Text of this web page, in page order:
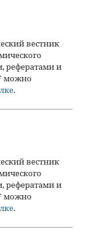
вестник
рефератами и
можно
.
вестник
рефератами и
можно
.